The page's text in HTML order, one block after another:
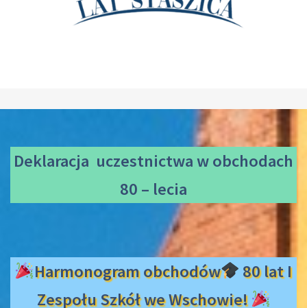
Deklaracja uczestnictwaw obchodach
80 – lecia
Harmonogram obchodów
80 lat I
Zespołu Szkół we Wschowie!